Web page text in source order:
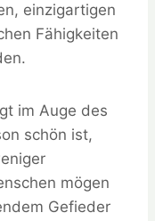
einzigartigen
Fähigkeiten
im Auge des
schön ist,
mögen
Gefieder